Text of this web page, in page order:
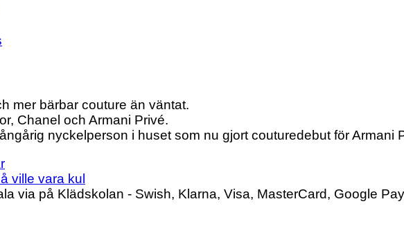
mer bärbar couture än väntat.
Chanel och Armani Privé.
nyckelperson i huset som nu gjort couturedebut för Armani
ville vara kul